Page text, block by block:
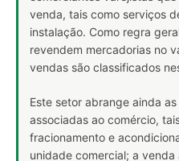
venda, tais como serviços
instalação. Como regra
revendem mercadorias no
vendas são classificados
Este setor abrange ainda
associadas ao comércio,
fracionamento e
unidade comercial; a